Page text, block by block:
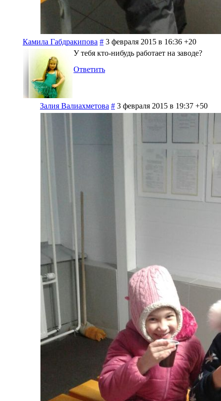
Камила Габдракипова # 3 февраля 2015 в 16:36 +20
У тебя кто-нибудь работает на заводе?
Ответить
Залия Валиахметова # 3 февраля 2015 в 19:37 +50